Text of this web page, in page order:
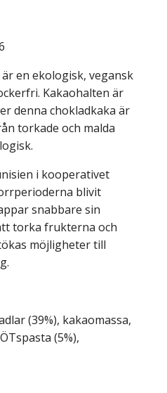
en ekologisk, vegansk
Kakaohalten är
denna chokladkaka är
torkade och malda
i kooperativet
blivit
snabbare sin
torka frukterna och
möjligheter till
(39%), kakaomassa,
(5%),